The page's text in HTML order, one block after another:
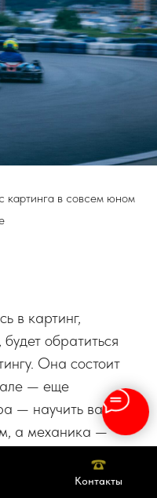
Контакты
картинга в совсем юном
в картинг,
обратиться
Она состоит
— еще
— научить вас
а механика —
порах
у команды. Работа